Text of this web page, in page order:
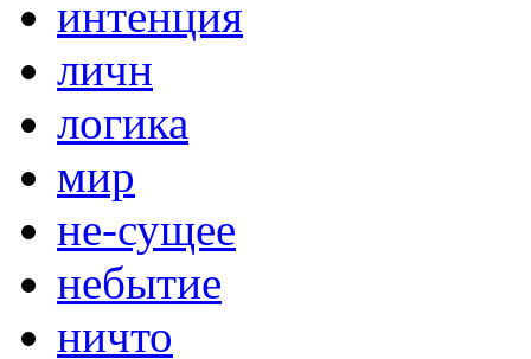
интенция
личн
логика
мир
не-сущее
небытие
ничто